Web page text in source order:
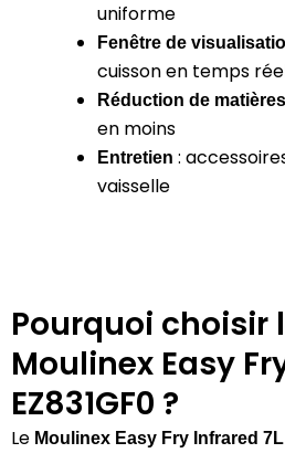
uniforme
Fenêtre de
cuisson en temps
Réduction de
en moins
Entretien :
vaisselle
Pourquoi choisir
Moulinex Easy
EZ831GF0 ?
Le Moulinex Easy Fry Infrared